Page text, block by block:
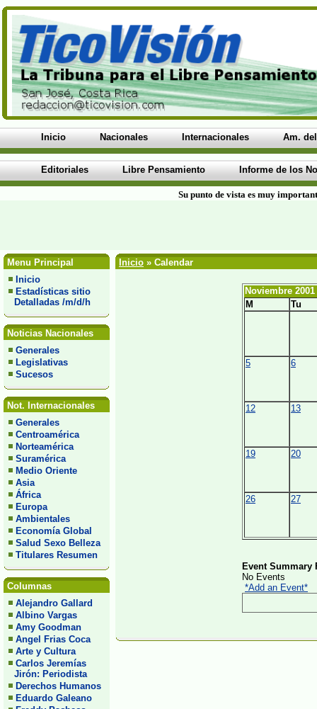
Inicio Nacionales Internacionales Am.
Editoriales Libre Pensamiento Informe de los
Su punto de vista es muy
Menu Principal
Inicio
Estadísticas sitio
Detalladas /m/d/h
Noticias Nacionales
Generales
Legislativas
Sucesos
Not. Internacionales
Generales
Centroamérica
Norteamérica
Suramérica
Medio Oriente
Asia
África
Europa
Ambientales
Economía Global
Salud Sexo Belleza
Titulares Resumen
Columnas
Alejandro Gallard
Albino Vargas
Amy Goodman
Angel Frias Coca
Arte y Cultura
Carlos Jeremías
Jirón: Periodista
Derechos Humanos
Eduardo Galeano
Inicio » Calendar
Noviembre 2001
M
Tu
5 6
12 13
19 20
26 27
Event Summary
No Events
*Add an Event*